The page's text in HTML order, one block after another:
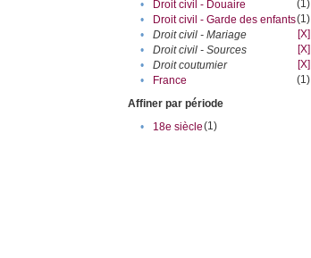
•
Droit civil - Douaire
(1)
•
Droit civil - Garde des enfants(1)
•
Droit civil - Mariage
[X]
•
Droit civil - Sources
[X]
•
Droit coutumier
[X]
•
France
(1)
Affiner par période
•
18e siècle(1)